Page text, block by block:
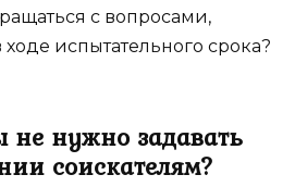
с вопросами,
испытательного срока?
не нужно задавать
соискателям?